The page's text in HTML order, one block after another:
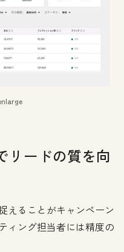
リードの質を向
えることがキャンペーン
ィング担当者には精度の